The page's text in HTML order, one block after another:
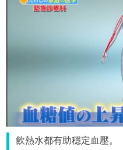
飲熱水都有助穩定血壓。